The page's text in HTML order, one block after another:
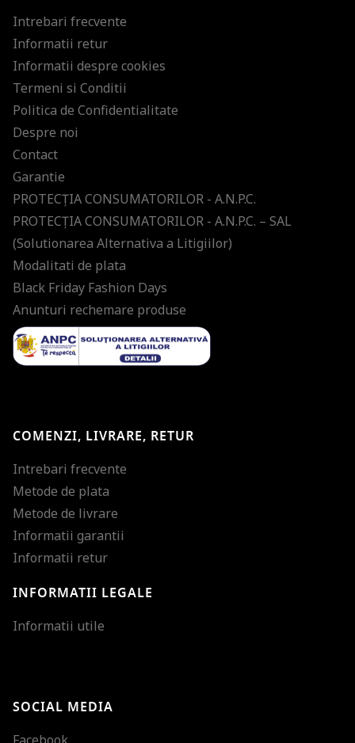
Intrebari frecvente
Informatii retur
Informatii despre cookies
Termeni si Conditii
Politica de Confidentialitate
Despre noi
Contact
Garantie
PROTECŢIA CONSUMATORILOR - A.N.P.C.
PROTECŢIA CONSUMATORILOR - A.N.P.C. – SAL
(Solutionarea Alternativa a Litigiilor)
Modalitati de plata
Black Friday Fashion Days
Anunturi rechemare produse
COMENZI, LIVRARE, RETUR
Intrebari frecvente
Metode de plata
Metode de livrare
Informatii garantii
Informatii retur
INFORMATII LEGALE
Informatii utile
SOCIAL MEDIA